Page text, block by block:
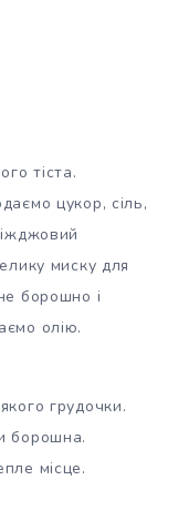
тіста.
цукор, сіль,
миску для
борошно і
олію.
грудочки.
борошна.
місце.